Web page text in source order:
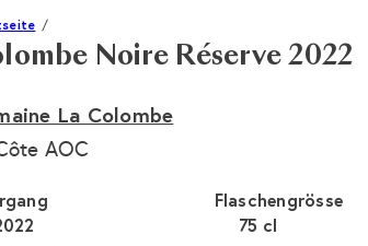
Noire Réserve 2022
La Colombe
AOC
Flaschengrösse
75 cl